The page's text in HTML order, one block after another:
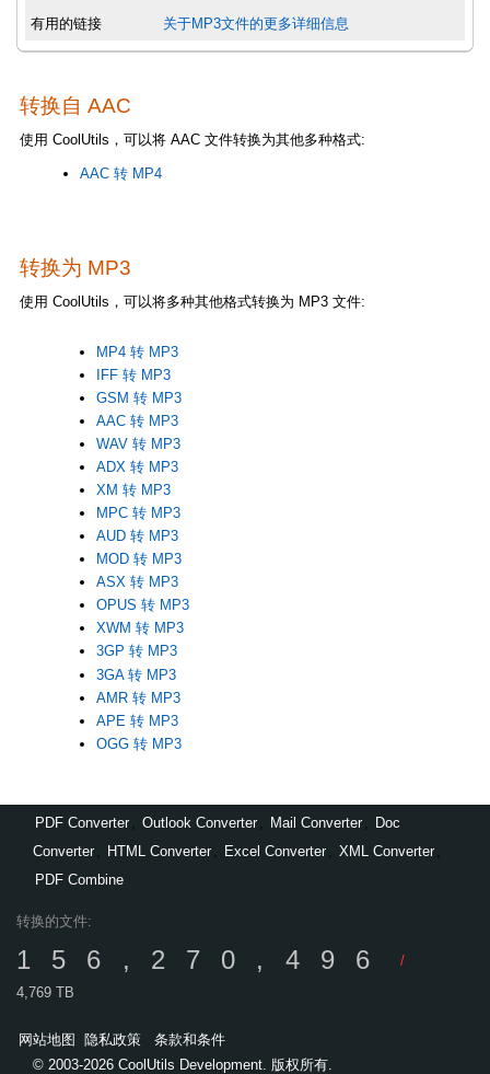
有用的链接 关于MP3文件的更多详细信息
转换自 AAC
使用 CoolUtils，可以将 AAC 文件转换为其他多种格式:
AAC 转 MP4
转换为 MP3
使用 CoolUtils，可以将多种其他格式转换为 MP3 文件:
MP4 转 MP3
IFF 转 MP3
GSM 转 MP3
AAC 转 MP3
WAV 转 MP3
ADX 转 MP3
XM 转 MP3
MPC 转 MP3
AUD 转 MP3
MOD 转 MP3
ASX 转 MP3
OPUS 转 MP3
XWM 转 MP3
3GP 转 MP3
3GA 转 MP3
AMR 转 MP3
APE 转 MP3
OGG 转 MP3
PDF Converter Outlook Converter Mail Converter
Doc
Converter
HTML Converter Excel Converter XML Converter
PDF Combine
转换的文件:
156,270,496
/
4,769 TB
网站地图 隐私政策
条款和条件
© 2003-2026 CoolUtils Development. 版权所有.